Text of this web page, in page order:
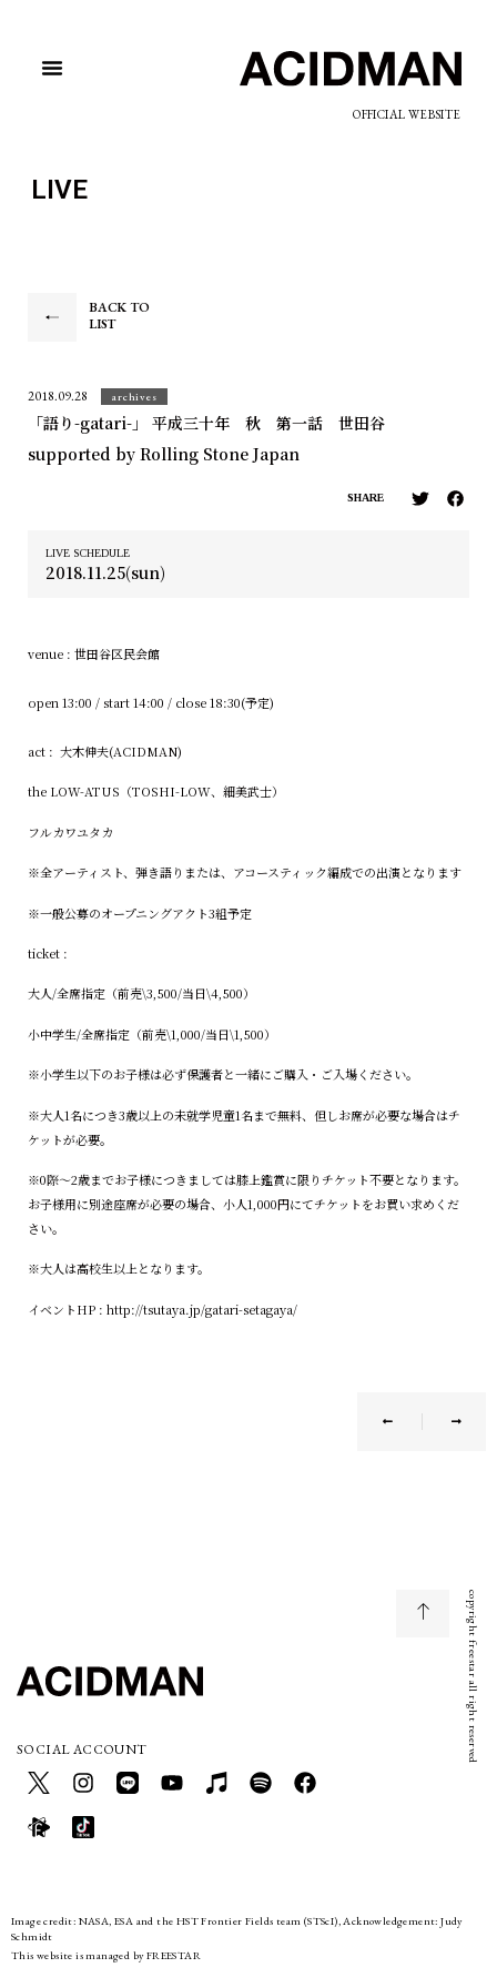
OFFICIAL WEBSITE
LIVE
BACK TO
LIST
2018.09.28 archives
「語り-gatari-」 平成三十年 秋 第一話 世田谷
supported by Rolling Stone Japan
SHARE
LIVE SCHEDULE
2018.11.25(sun)
venue : 世田谷区民会館
open 13:00 / start 14:00 / close 18:30(予定)
act : 大木伸夫(ACIDMAN)
the LOW-ATUS （TOSHI-LOW、細美武士）
フルカワユタカ
※全アーティスト、弾き語りまたは、アコースティック編成での出演となります
※一般公募のオープニングアクト3組予定
ticket :
大人/全席指定（前売\3,500/当日\4,500）
小中学生/全席指定（前売\1,000/当日\1,500）
※小学生以下のお子様は必ず保護者と一緒にご購入・ご入場ください。
※大人1名につき3歳以上の未就学児童1名まで無料、但しお席が必要な場合はチ
ケットが必要。
※0際〜2歳までお子様につきましては膝上鑑賞に限りチケット不要となります。
お子様用に別途座席が必要の場合、小人1,000円にてチケットをお買い求めくだ
さい。
※大人は高校生以上となります。
イベントHP : http://tsutaya.jp/gatari-setagaya/
SOCIAL ACCOUNT copyright freestar all right reserved
Image credit: NASA, ESA and the HST Frontier Fields team (STScI), Acknowledgement: Judy
Schmidt
This website is managed by FREESTAR